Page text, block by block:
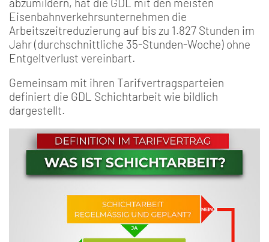
Eisenbahnverkehrsunternehmen die
Arbeitszeitreduzierung auf bis zu 1.827 Stunden im
Jahr (durchschnittliche 35-Stunden-Woche) ohne
Entgeltverlust vereinbart.
Gemeinsam mit ihren Tarifvertragsparteien
definiert die GDL Schichtarbeit wie bildlich
dargestellt.